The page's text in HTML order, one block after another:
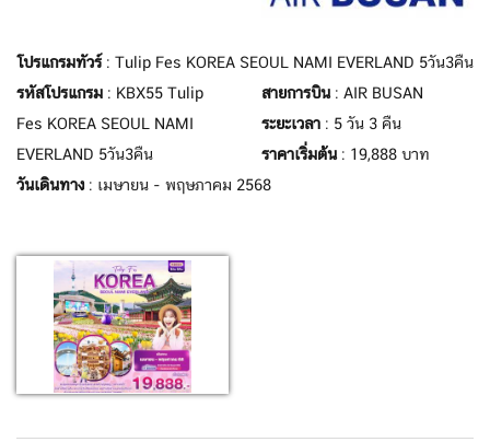
โปรแกรมทัวร์: Tulip Fes KOREA SEOUL NAMI EVERLAND 5วัน3คืน
รหัสโปรแกรม: KBX55 Tulip
Fes KOREA SEOUL NAMI
EVERLAND 5วัน3คืน
สายการบิน: AIR BUSAN
ระยะเวลา: 5 วัน 3 คืน
ราคาเริ่มต้น: 19,888 บาท
วันเดินทาง: เมษายน - พฤษภาคม 2568